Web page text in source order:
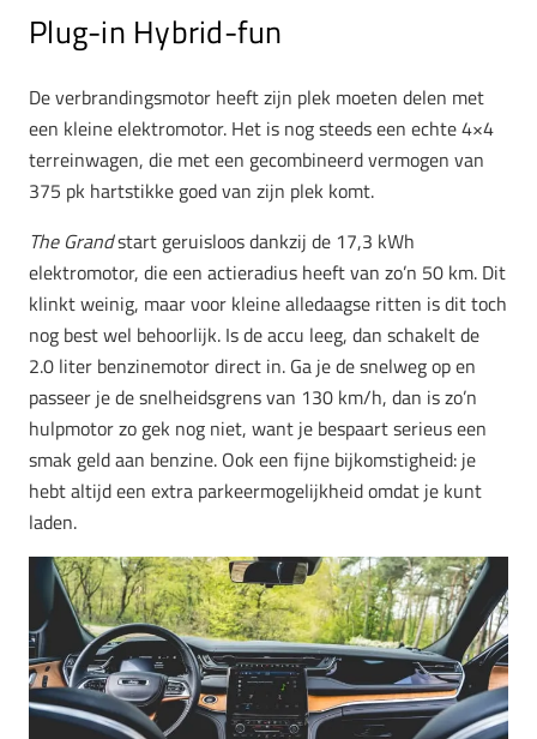
Plug-in Hybrid-fun
De verbrandingsmotor heeft zijn plek moeten delen met
een kleine elektromotor. Het is nog steeds een echte 4×4
terreinwagen, die met een gecombineerd vermogen van
375 pk hartstikke goed van zijn plek komt.
The Grandstart geruisloos dankzij de 17,3 kWh
elektromotor, die een actieradius heeft van zo’n 50 km. Dit
klinkt weinig, maar voor kleine alledaagse ritten is dit toch
nog best wel behoorlijk. Is de accu leeg, dan schakelt de
2.0 liter benzinemotor direct in. Ga je de snelweg op en
passeer je de snelheidsgrens van 130 km/h, dan is zo’n
hulpmotor zo gek nog niet, want je bespaart serieus een
smak geld aan benzine. Ook een fijne bijkomstigheid: je
hebt altijd een extra parkeermogelijkheid omdat je kunt
laden.